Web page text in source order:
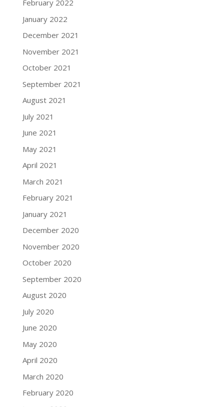
February 2022
January 2022
December 2021
November 2021
October 2021
September 2021
August 2021
July 2021
June 2021
May 2021
April 2021
March 2021
February 2021
January 2021
December 2020
November 2020
October 2020
September 2020
August 2020
July 2020
June 2020
May 2020
April 2020
March 2020
February 2020